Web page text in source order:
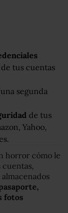
tus cuentas
segunda
de tus
Yahoo,
horror cómo le
almacenados
fotos